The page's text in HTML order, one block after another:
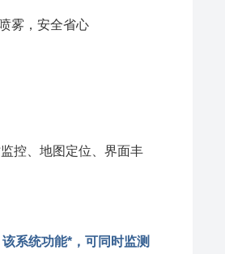
雾，安全省心
控、地图定位、界面丰
该系统功能*，可同时监测